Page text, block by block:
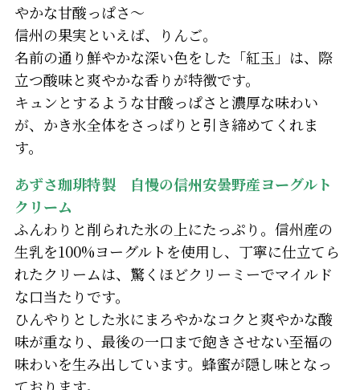
やかな甘酸っぱさ～
信州の果実といえば、りんご。
名前の通り鮮やかな深い色をした「紅玉」は、際
立つ酸味と爽やかな香りが特徴です。
キュンとするような甘酸っぱさと濃厚な味わい
が、かき氷全体をさっぱりと引き締めてくれま
す。
あずさ珈琲特製 自慢の信州安曇野産ヨーグルト
クリーム
ふんわりと削られた氷の上にたっぷり。信州産の
生乳を100%ヨーグルトを使用し、丁寧に仕立てら
れたクリームは、驚くほどクリーミーでマイルド
な口当たりです。
ひんやりとした氷にまろやかなコクと爽やかな酸
味が重なり、最後の一口まで飽きさせない至福の
味わいを生み出しています。蜂蜜が隠し味となっ
ております。